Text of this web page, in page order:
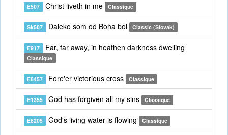
E507 Christ liveth in me Classique
Sk507 Daleko som od Boha bol Classic (Slovak)
E917 Far, far away, in heathen darkness dwelling
Classique
E8457 Fore'er victorious cross Classique
E1355 God has forgiven all my sins Classique
E8205 God's living water is flowing Classique